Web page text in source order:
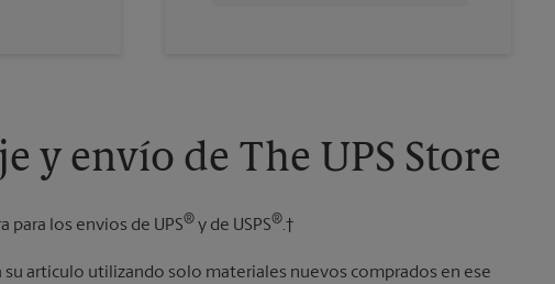
Domingo
Sin Recolección
Lunes
6:00 PM
y envío de The UPS Store
para los envíos de UPS® y de USPS®.†
artículo utilizando solo materiales nuevos comprados en ese